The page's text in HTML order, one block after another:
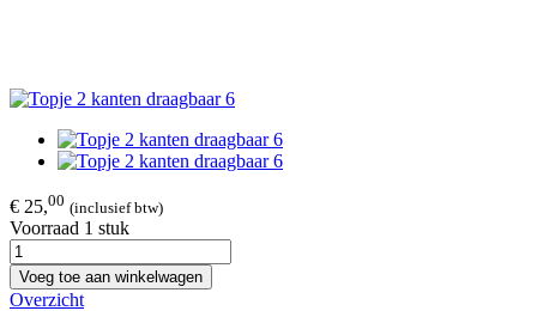
€ 25,00 (inclusief btw)
Voorraad 1 stuk
Voeg toe aan winkelwagen
Overzicht